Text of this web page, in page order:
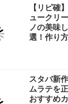
【リピ確
ュークリ
ノの美味
選！作り
スタバ新
ムラテを
おすすめ